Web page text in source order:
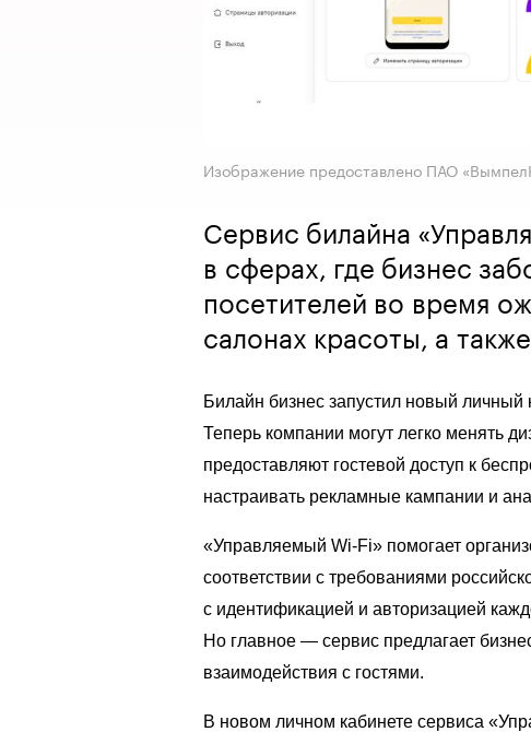
Изображение предоставлено ПАО
Сервис билайна
в сферах, где бизнес
посетителей во время
салонах красоты, а
Билайн бизнес запустил новый личный
Теперь компании могут легко менять
предоставляют гостевой доступ к
настраивать рекламные кампании и
«Управляемый Wi-Fi» помогает
соответствии с требованиями
с идентификацией и авторизацией
Но главное — сервис предлагает
взаимодействия с гостями.
В новом личном кабинете сервиса